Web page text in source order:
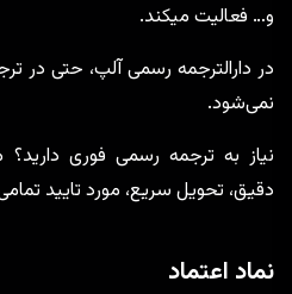
و… فعالیت میکند.
در دارالترجمه رسمی آلپ، حتی در
نمی‌شود.
نیاز به ترجمه رسمی فوری
دقیق، تحویل سریع، مورد تایید
نماد اعتماد